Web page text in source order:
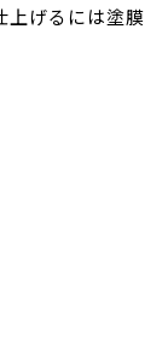
上げるには塗膜